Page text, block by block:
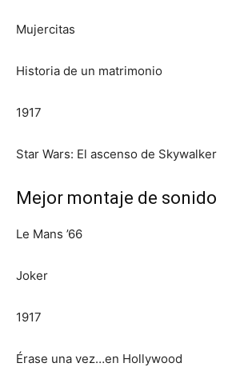
Mujercitas
Historia de un matrimonio
1917
Star Wars: El ascenso de Skywalker
Mejor montaje de sonido
Le Mans ’66
Joker
1917
Érase una vez…en Hollywood